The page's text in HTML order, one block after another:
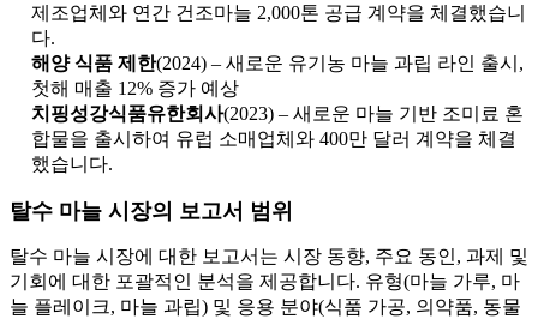
제조업체와 연간 건조마늘 2,000톤 공급 계약을 체결했습니
다.
해양 식품 제한(2024) – 새로운 유기농 마늘 과립 라인 출시,
첫해 매출 12% 증가 예상
치핑성강식품유한회사(2023) – 새로운 마늘 기반 조미료 혼
합물을 출시하여 유럽 소매업체와 400만 달러 계약을 체결
했습니다.
탈수 마늘 시장의 보고서 범위
탈수 마늘 시장에 대한 보고서는 시장 동향, 주요 동인, 과제 및
기회에 대한 포괄적인 분석을 제공합니다. 유형(마늘 가루, 마
늘 플레이크, 마늘 과립) 및 응용 분야(식품 가공, 의약품, 동물